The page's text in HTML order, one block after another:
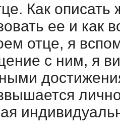
Как описать
ее и как
отце, я
с ним, я